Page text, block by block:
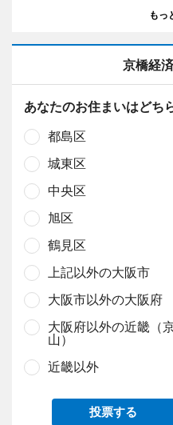
もっ
京橋経
あなたのお住まいはどち
都島区
城東区
中央区
旭区
鶴見区
上記以外の大阪市
大阪市以外の大阪府
大阪府以外の近畿（
山）
近畿以外
投票する